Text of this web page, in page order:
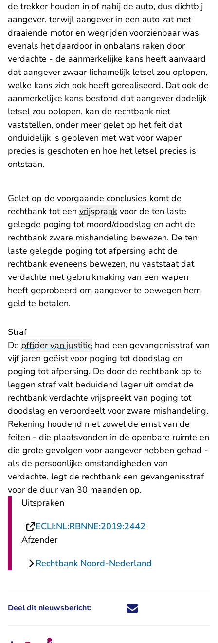
de trekker houden in of nabij de auto, dus dichtbij
aangever, terwijl aangever in een auto zat met
draaiende motor en wegrijden voorzienbaar was,
evenals het daardoor in onbalans raken door
verdachte - de aanmerkelijke kans heeft aanvaard
dat aangever zwaar lichamelijk letsel zou oplopen,
welke kans zich ook heeft gerealiseerd. Dat ook de
aanmerkelijke kans bestond dat aangever dodelijk
letsel zou oplopen, kan de rechtbank niet
vaststellen, onder meer gelet op het feit dat
onduidelijk is gebleven met wat voor wapen
precies is geschoten en hoe het letsel precies is
ontstaan.
Gelet op de voorgaande conclusies komt de
rechtbank tot een vrijspraak voor de ten laste
gelegde poging tot moord/doodslag en acht de
rechtbank zware mishandeling bewezen. De ten
laste gelegde poging tot afpersing acht de
rechtbank eveneens bewezen, nu vaststaat dat
verdachte met gebruikmaking van een wapen
heeft geprobeerd om aangever te bewegen hem
geld te betalen.
Straf
De officier van justitie had een gevangenisstraf van
vijf jaren geëist voor poging tot doodslag en
poging tot afpersing. De door de rechtbank op te
leggen straf valt beduidend lager uit omdat de
rechtbank verdachte vrijspreekt van poging tot
doodslag en veroordeelt voor zware mishandeling.
Rekening houdend met zowel de ernst van de
feiten - die plaatsvonden in de openbare ruimte en
die grote gevolgen voor aangever hebben gehad -
als de persoonlijke omstandigheden van
verdachte, legt de rechtbank een gevangenisstraf
voor de duur van 30 maanden op.
Uitspraken
ECLI:NL:RBNNE:2019:2442
Afzender
Rechtbank Noord-Nederland
Deel dit nieuwsbericht: Deel dit nieuwsbericht via X -
Deel dit nieuwsbericht via
Deel dit nieuwsbericht
Deel dit